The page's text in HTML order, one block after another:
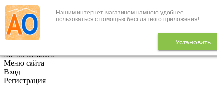
Нашим интернет-магазином намного удобнее
пользоваться с помощью бесплатного приложения!
Установить
+7 (495) 646-888-1
В корзине 0
Меню каталога
Меню сайта
Вход
Регистрация